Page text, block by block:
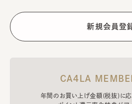
CA4LA
年間のお買い上げ金額(税抜)に応